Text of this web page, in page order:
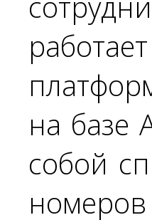
на базе
собой